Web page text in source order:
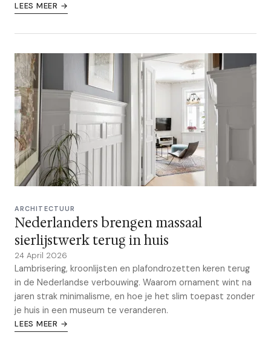
LEES MEER →
ARCHITECTUUR
Nederlanders brengen massaal
sierlijstwerk terug in huis
24 April 2026
Lambrisering, kroonlijsten en plafondrozetten keren terug
in de Nederlandse verbouwing. Waarom ornament wint na
jaren strak minimalisme, en hoe je het slim toepast zonder
je huis in een museum te veranderen.
LEES MEER →